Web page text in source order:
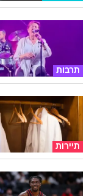
תרבות
תיירות